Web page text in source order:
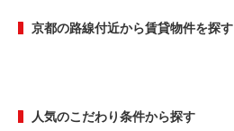
京都の路線付近から賃貸物件を探す
人気のこだわり条件から探す